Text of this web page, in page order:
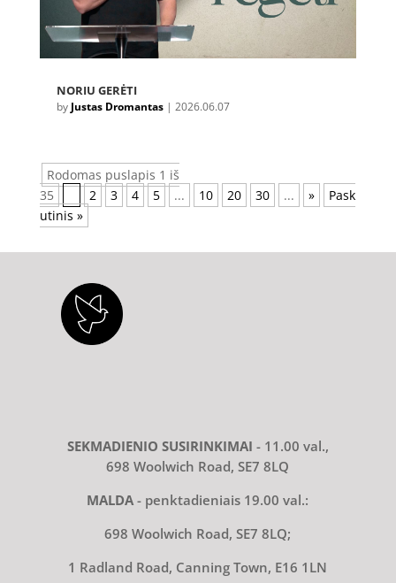
NORIU GERĖTI
by Justas Dromantas| 2026.06.07
Rodomas puslapis 1 iš
35
2 3 4 5 ... 10 20 30 ... »
Pask
utinis »
SEKMADIENIO SUSIRINKIMAI - 11.00 val.,
698 Woolwich Road, SE7 8LQ
MALDA- penktadieniais 19.00 val.:
698 Woolwich Road, SE7 8LQ;
1 Radland Road, Canning Town, E16 1LN